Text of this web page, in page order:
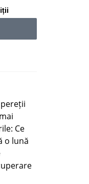
Ce
o lună